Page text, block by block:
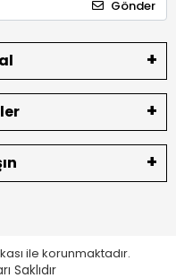
Gönder
ile korunmaktadır.
Saklıdır